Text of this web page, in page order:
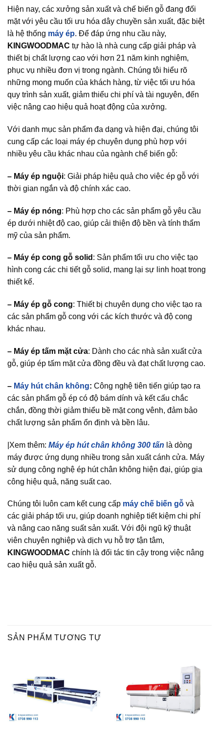
Hiện nay, các xưởng sản xuất và chế biến gỗ đang đối
mặt với yêu cầu tối ưu hóa dây chuyền sản xuất, đặc biệt
là hệ thống máy ép. Để đáp ứng nhu cầu này,
KINGWOODMAC tự hào là nhà cung cấp giải pháp và
thiết bị chất lượng cao với hơn 21 năm kinh nghiệm,
phục vụ nhiều đơn vị trong ngành. Chúng tôi hiểu rõ
những mong muốn của khách hàng, từ việc tối ưu hóa
quy trình sản xuất, giảm thiểu chi phí và tài nguyên, đến
việc nâng cao hiệu quả hoạt động của xưởng.
Với danh mục sản phẩm đa dạng và hiện đại, chúng tôi
cung cấp các loại máy ép chuyên dụng phù hợp với
nhiều yêu cầu khác nhau của ngành chế biến gỗ:
– Máy ép nguội: Giải pháp hiệu quả cho việc ép gỗ với
thời gian ngắn và độ chính xác cao.
– Máy ép nóng: Phù hợp cho các sản phẩm gỗ yêu cầu
ép dưới nhiệt độ cao, giúp cải thiện độ bền và tính thẩm
mỹ của sản phẩm.
– Máy ép cong gỗ solid : Sản phẩm tối ưu cho việc tạo
hình cong các chi tiết gỗ solid, mang lại sự linh hoạt trong
thiết kế.
– Máy ép gỗ cong: Thiết bị chuyên dụng cho việc tạo ra
các sản phẩm gỗ cong với các kích thước và độ cong
khác nhau.
– Máy ép tấm mặt cửa: Dành cho các nhà sản xuất cửa
gỗ, giúp ép tấm mặt cửa đồng đều và đạt chất lượng cao.
– Máy hút chân không: Công nghệ tiên tiến giúp tạo ra
các sản phẩm gỗ ép có độ bám dính và kết cấu chắc
chắn, đồng thời giảm thiểu bề mặt cong vênh, đảm bảo
chất lượng sản phẩm ổn định và bền lâu.
|Xem thêm: Máy ép hút chân không 300 tấn là dòng
máy được ứng dụng nhiều trong sản xuất cánh cửa. Máy
sử dụng công nghệ ép hút chân không hiện đại, giúp gia
công hiệu quả, năng suất cao.
Chúng tôi luôn cam kết cung cấp máy chế biến gỗ và
các giải pháp tối ưu, giúp doanh nghiệp tiết kiệm chi phí
và nâng cao năng suất sản xuất. Với đội ngũ kỹ thuật
viên chuyên nghiệp và dịch vụ hỗ trợ tận tâm,
KINGWOODMAC chính là đối tác tin cậy trong việc nâng
cao hiệu quả sản xuất gỗ.
SẢN PHẨM TƯƠNG TỰ